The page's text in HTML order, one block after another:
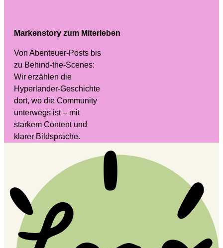
Markenstory zum Miterleben
Von Abenteuer-Posts bis
zu Behind-the-Scenes:
Wir erzählen die
Hyperlander-Geschichte
dort, wo die Community
unterwegs ist – mit
starkem Content und
klarer Bildsprache.